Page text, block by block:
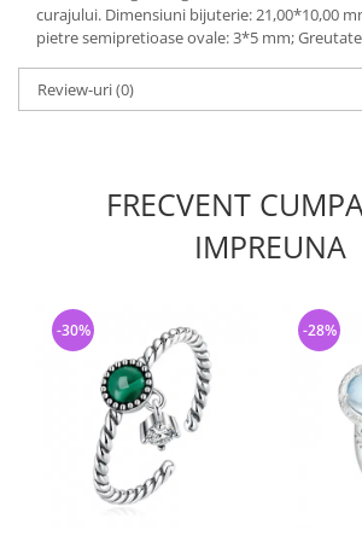
curajului. Dimensiuni bijuterie: 21,00*10,00
pietre semipretioase ovale: 3*5 mm;
Review-uri(0)
FRECVENT
IMPREUNA
-30% -28%